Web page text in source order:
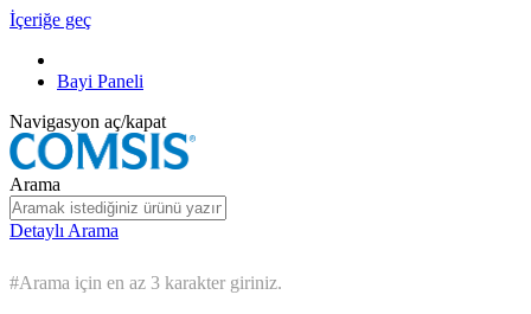
İçeriğe geç
Bayi Paneli
Navigasyon aç/kapat
Arama
Detaylı Arama
#Arama için en az 3 karakter giriniz.